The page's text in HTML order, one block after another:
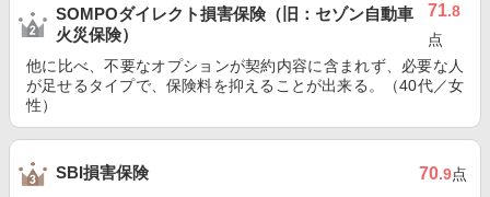
SOMPOダイレクト損害保険（旧：セゾン自動車
火災保険）
71.8
点
他に比べ、不要なオプションが契約内容に含まれず、必要な人
が足せるタイプで、保険料を抑えることが出来る。（40代／女
性）
SBI損害保険 70.9点